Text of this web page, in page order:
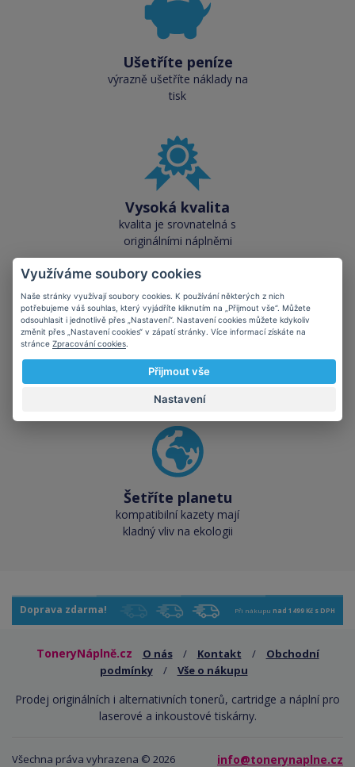
Ušetříte peníze
výrazně ušetříte náklady na
tisk
Vysoká kvalita
kvalita je srovnatelná s
originálními náplněmi
Skladem téměř vše
přes 50 000 skladových
zásob pro okamžitý odběr
Šetříte planetu
kompatibilní kazety mají
kladný vliv na ekologii
Doprava zdarma! Při nákupu nad 1499 Kč s DPH
ToneryNáplně.cz O nás / Kontakt /
Obchodní
podmínky
/ Vše o nákupu
Prodej originálních i alternativních tonerů, cartridge a náplní pro
laserové a inkoustové tiskárny.
info@tonerynaplne.cz
Všechna práva vyhrazena © 2026
Využíváme soubory cookies
Naše stránky využívají soubory cookies. K používání některých z nich
potřebujeme váš souhlas, který vyjádříte kliknutím na „Přijmout vše“. Můžete
odsouhlasit i jednotlivě přes „Nastavení“. Nastavení cookies můžete kdykoliv
změnit přes „Nastavení cookies“ v zápatí stránky. Více informací získáte na
stránce Zpracování cookies
Přijmout vše
Nastavení